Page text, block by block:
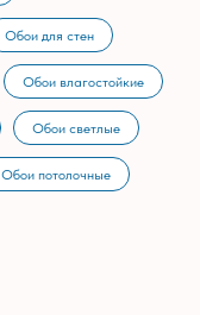
Обои для стен
Обои влагостойкие
Обои светлые
Обои потолочные